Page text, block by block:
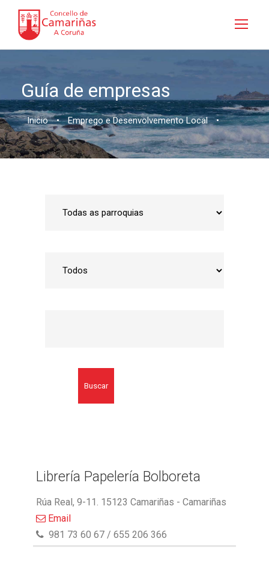
Guía de empresas
Inicio • Emprego e Desenvolvemento Local •
Buscar
Librería Papelería Bolboreta
Rúa Real, 9-11. 15123 Camariñas - Camariñas
Email
981 73 60 67 / 655 206 366